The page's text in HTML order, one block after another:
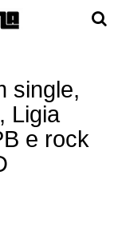
single,
Ligia
e rock